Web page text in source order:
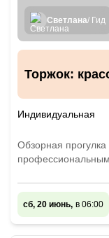
Светлана/ Гид
Торжок:
Индивидуальная
Обзорная
сб, 20 июнь, в 06:00